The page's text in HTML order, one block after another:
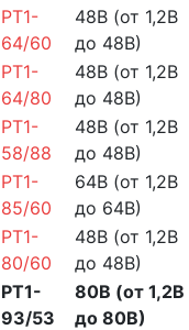
PT1-
64/60
48В (от 1,2В
до 48В)
PT1-
64/80
48В (от 1,2В
до 48В)
PT1-
58/88
48В (от 1,2В
до 48В)
PT1-
85/60
64В (от 1,2В
до 64В)
PT1-
80/60
48В (от 1,2В
до 48В)
PT1-
93/53
80В (от 1,2В
до 80В)